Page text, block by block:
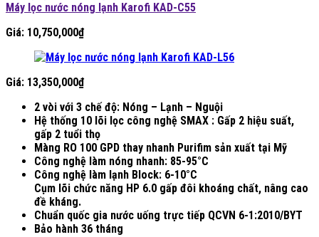
Máy lọc nước nóng lạnh Karofi KAD-C55
Giá: 10,750,000₫
Giá: 13,350,000₫
2 vòi với 3 chế độ: Nóng – Lạnh – Nguội
Hệ thống 10 lõi lọc công nghệ SMAX : Gấp 2 hiệu suất,
gấp 2 tuổi thọ
Màng RO 100 GPD thay nhanh Purifim sản xuất tại Mỹ
Công nghệ làm nóng nhanh: 85-95°C
Công nghệ làm lạnh Block: 6-10°C
Cụm lõi chức năng HP 6.0 gấp đôi khoáng chất, nâng cao
đề kháng.
Chuẩn quốc gia nước uống trực tiếp QCVN 6-1:2010/BYT
Bảo hành 36 tháng